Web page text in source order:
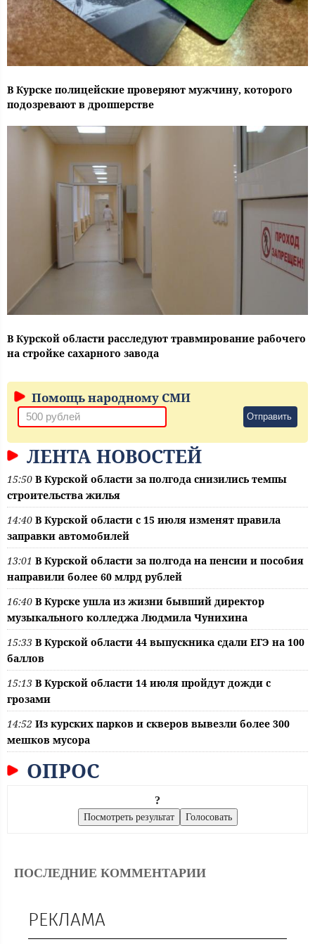
В Курске полицейские проверяют мужчину, которого
подозревают в дропперстве
В Курской области расследуют травмирование рабочего
на стройке сахарного завода
Помощь народному СМИ
Отправить
ЛЕНТА НОВОСТЕЙ
15:50 В Курской области за полгода снизились темпы
строительства жилья
14:40 В Курской области с 15 июля изменят правила
заправки автомобилей
13:01 В Курской области за полгода на пенсии и пособия
направили более 60 млрд рублей
16:40 В Курске ушла из жизни бывший директор
музыкального колледжа Людмила Чунихина
15:33 В Курской области 44 выпускника сдали ЕГЭ на 100
баллов
15:13 В Курской области 14 июля пройдут дожди с
грозами
14:52 Из курских парков и скверов вывезли более 300
мешков мусора
ОПРОС
?
ПОСЛЕДНИЕ КОММЕНТАРИИ
РЕКЛАМА